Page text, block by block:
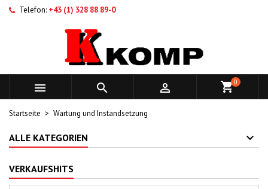
Telefon: +43 (1) 328 88 89-0
   0
Startseite Wartung und Instandsetzung
ALLE KATEGORIEN
VERKAUFSHITS